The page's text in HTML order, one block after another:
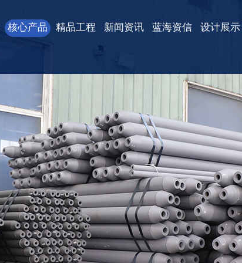
核心产品 精品工程 新闻资讯 蓝海资信 设计展示